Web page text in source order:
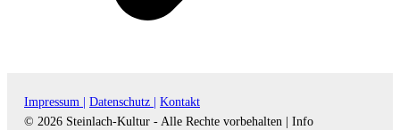
Impressum | Datenschutz |
Kontakt
© 2026 Steinlach-Kultur - Alle Rechte vorbehalten |
Info